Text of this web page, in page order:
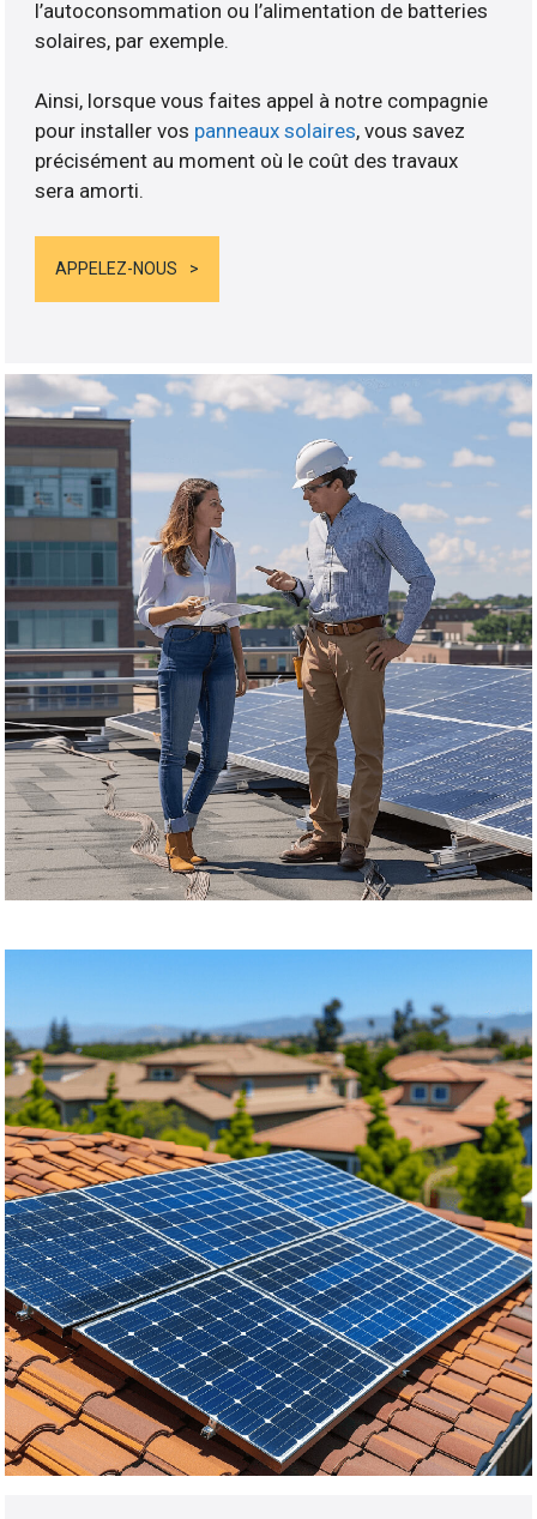
l’autoconsommation ou l’alimentation de batteries
solaires, par exemple.
Ainsi, lorsque vous faites appel à notre compagnie
pour installer vos panneaux solaires, vous savez
précisément au moment où le coût des travaux
sera amorti.
APPELEZ-NOUS